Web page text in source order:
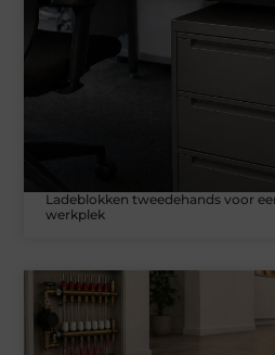
Ladeblokken tweedehands voor
werkplek